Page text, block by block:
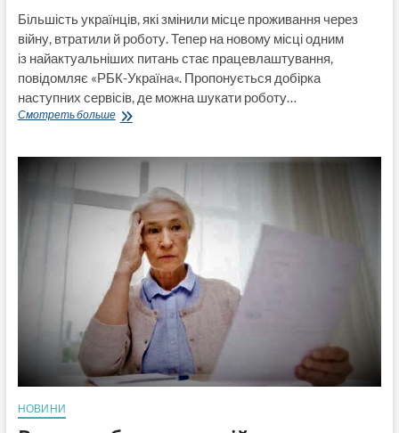
Більшість українців, які змінили місце проживання через
війну, втратили й роботу. Тепер на новому місці одним
із найактуальніших питань стає працевлаштування,
повідомляє «РБК-Україна«. Пропонується добірка
наступних сервісів, де можна шукати роботу…
Смотреть большеДе
переселенцям:
сервісів
НОВИНИ